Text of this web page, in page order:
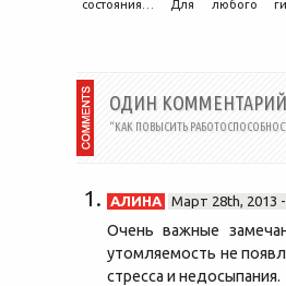
состояния… Для любого
ОДИН
“КАК ПОВЫСИТЬ
АЛИНА Март 28th, 2013 -
Очень важные
утомляемость не
стресса и недосыпания.